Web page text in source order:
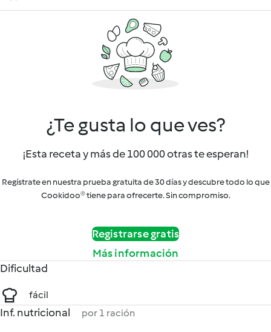
¿Te gusta lo que ves?
¡Esta receta y más de 100 000 otras te esperan!
Regístrate en nuestra prueba gratuita de 30 días y descubre todo lo que
Cookidoo® tiene para ofrecerte. Sin compromiso.
Registrarse gratis
Más información
Dificultad
fácil
Inf. nutricional por 1 ración